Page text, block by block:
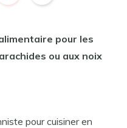
pour les
ou aux noix
pour cuisiner en